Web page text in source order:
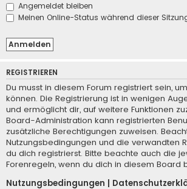
Angemeldet bleiben
Meinen Online-Status während dieser
REGISTRIEREN
Du musst in diesem Forum registriert sein,
können. Die Registrierung ist in wenigen
und ermöglicht dir, auf weitere Funktionen
Board-Administration kann registrierten
zusätzliche Berechtigungen zuweisen.
Nutzungsbedingungen und die verwandten
du dich registrierst. Bitte beachte auch die
Forenregeln, wenn du dich in diesem Board
Nutzungsbedingungen